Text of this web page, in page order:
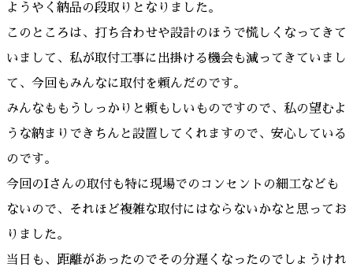
ようやく納品の段取りとなりました。
このところは、打ち合わせや設計のほうで慌しくなってきて
いまして、私が取付工事に出掛ける機会も減ってきていまし
て、今回もみんなに取付を頼んだのです。
みんなももうしっかりと頼もしいものですので、私の望むよ
うな納まりできちんと設置してくれますので、安心している
のです。
今回のIさんの取付も特に現場でのコンセントの細工なども
ないので、それほど複雑な取付にはならないかなと思ってお
りました。
当日も、距離があったのでその分遅くなったのでしょうけれ